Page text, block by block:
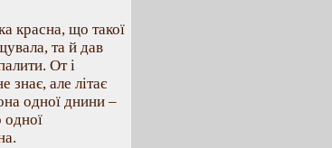
красна, що такої
та й дав
От і
знає, але літає
одної днини –
одної